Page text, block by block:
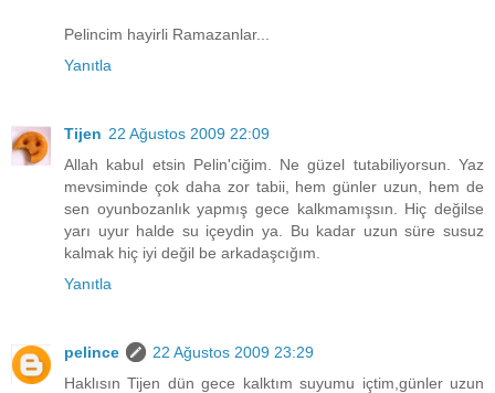
Pelincim hayirli Ramazanlar...
Yanıtla
Tijen 22 Ağustos 2009 22:09
Allah kabul etsin Pelin'ciğim. Ne güzel tutabiliyorsun. Yaz
mevsiminde çok daha zor tabii, hem günler uzun, hem de
sen oyunbozanlık yapmış gece kalkmamışsın. Hiç değilse
yarı uyur halde su içeydin ya. Bu kadar uzun süre susuz
kalmak hiç iyi değil be arkadaşcığım.
Yanıtla
pelince
22 Ağustos 2009 23:29
Haklısın Tijen dün gece kalktım suyumu içtim,günler uzun